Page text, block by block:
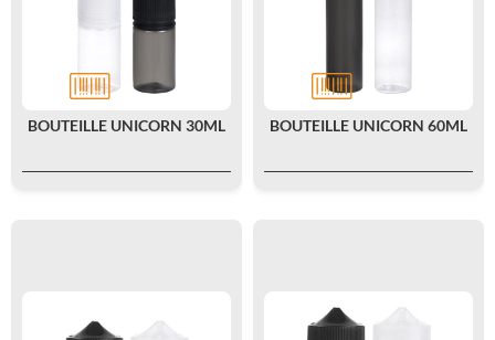
BOUTEILLE UNICORN 30ML BOUTEILLE UNICORN 60ML